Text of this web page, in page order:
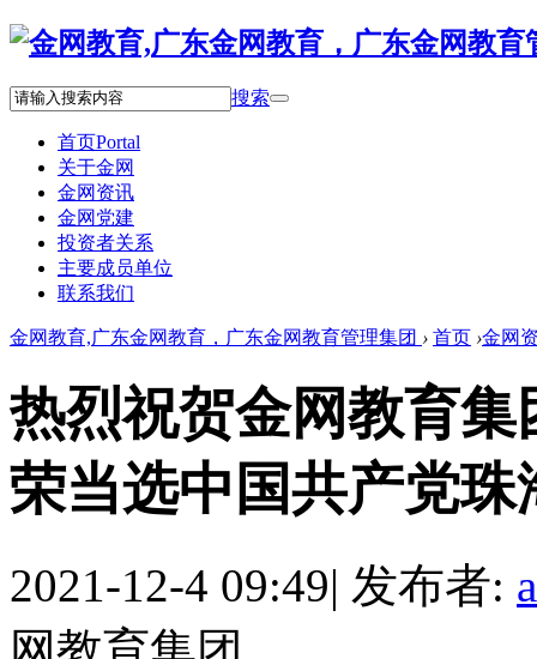
搜索
首页Portal
关于金网
金网资讯
金网党建
投资者关系
主要成员单位
联系我们
金网教育,广东金网教育，广东金网教育管理集团 › 首页 ›金网
热烈祝贺金网教育
荣当选中国共产党
2021-12-4 09:49| 发布者: